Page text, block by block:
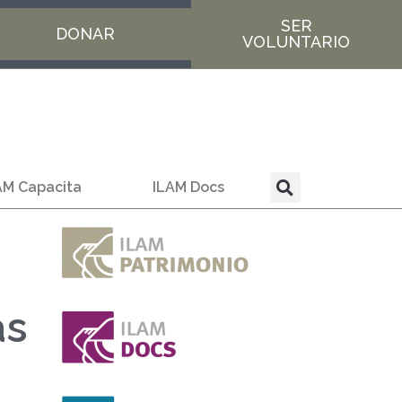
DONAR
SER
VOLUNTARIO
Capacita ILAM Docs